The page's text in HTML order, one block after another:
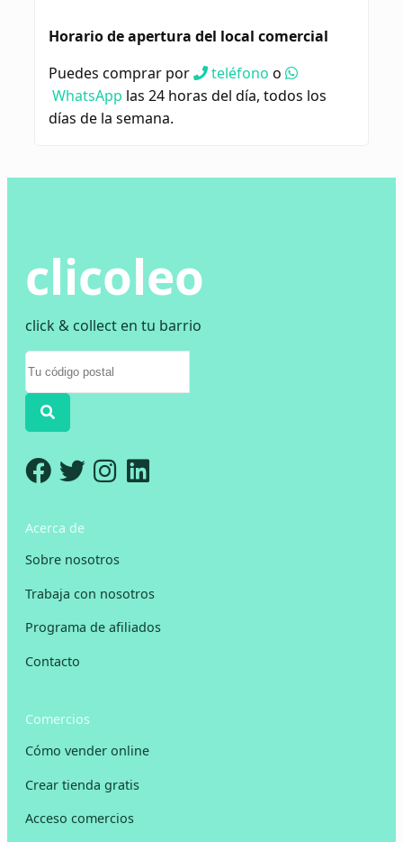
Horario de apertura del local comercial
Puedes comprar por
teléfono o
WhatsApp las 24 horas del día, todos los
días de la semana.
clicoleo
click & collect en tu barrio
Acerca de
Sobre nosotros
Trabaja con nosotros
Programa de afiliados
Contacto
Comercios
Cómo vender online
Crear tienda gratis
Acceso comercios